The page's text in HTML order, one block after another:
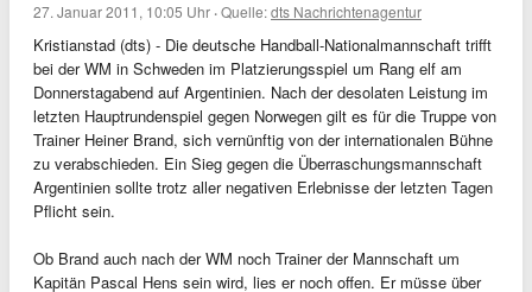
27. Januar 2011, 10:05 Uhr ·Quelle:dts Nachrichtenagentur
Kristianstad (dts) - Die deutsche Handball-Nationalmannschaft trifft
bei der WM in Schweden im Platzierungsspiel um Rang elf am
Donnerstagabend auf Argentinien. Nach der desolaten Leistung im
letzten Hauptrundenspiel gegen Norwegen gilt es für die Truppe von
Trainer Heiner Brand, sich vernünftig von der internationalen Bühne
zu verabschieden. Ein Sieg gegen die Überraschungsmannschaft
Argentinien sollte trotz aller negativen Erlebnisse der letzten Tagen
Pflicht sein.
Ob Brand auch nach der WM noch Trainer der Mannschaft um
Kapitän Pascal Hens sein wird, lies er noch offen. Er müsse über